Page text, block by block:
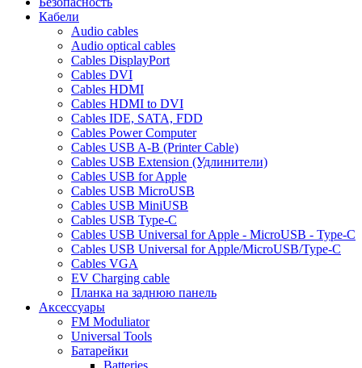
Кабели
Audio cables
Audio optical cables
Cables DisplayPort
Cables DVI
Cables HDMI
Cables HDMI to DVI
Cables IDE, SATA, FDD
Cables Power Computer
Cables USB A-B (Printer Cable)
Cables USB Extension (Удлинители)
Cables USB for Apple
Cables USB MicroUSB
Cables USB MiniUSB
Cables USB Type-C
Cables USB Universal for Apple - MicroUSB - Type-C
Cables USB Universal for Apple/MicroUSB/Type-C
Cables VGA
EV Charging cable
Планка на заднюю панель
Аксессуары
FM Moduliator
Universal Tools
Батарейки
Batteries